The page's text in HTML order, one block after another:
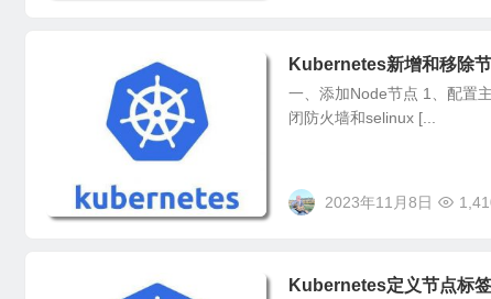
Kubernetes新增和移除
一、添加Node节点 1、配置
闭防火墙和selinux [...
2023年11月8日
Kubernetes定义节点标签